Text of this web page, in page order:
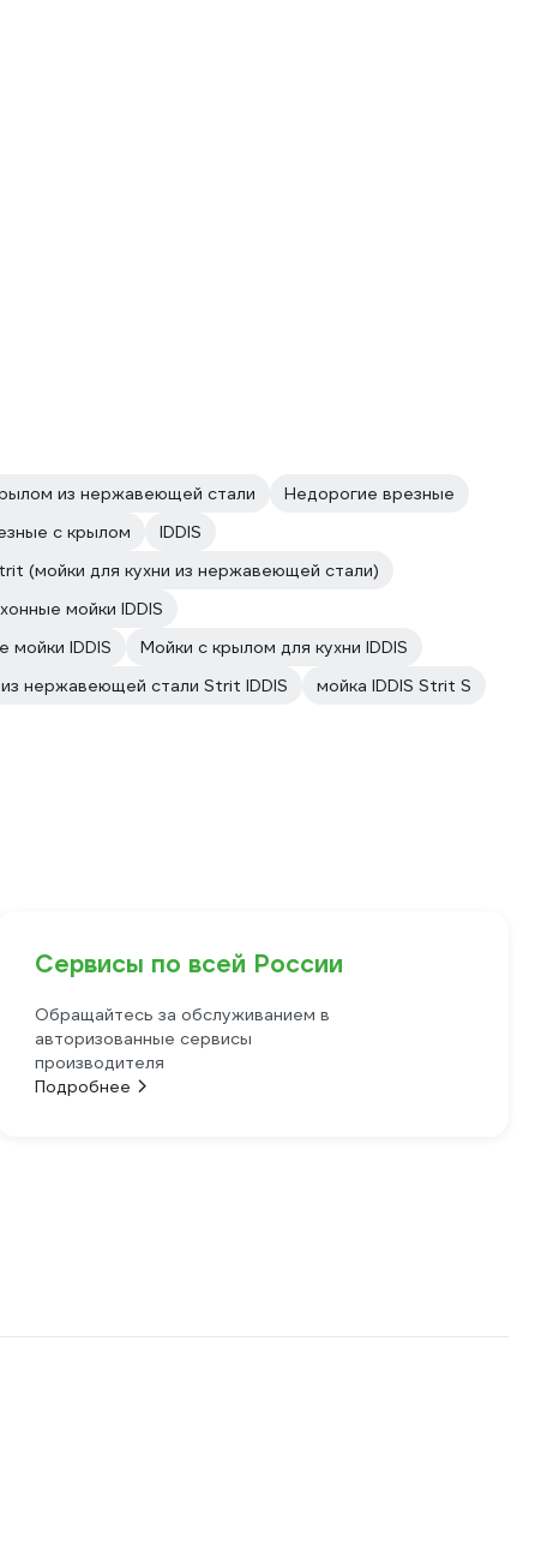
из нержавеющей стали
Недорогие врезные
с крылом
IDDIS
(мойки для кухни из нержавеющей стали)
мойки IDDIS
мойки IDDIS
Мойки с крылом для кухни IDDIS
нержавеющей стали Strit IDDIS
мойка IDDIS Strit S
Сервисы по всей России
Обращайтесь за обслуживанием в
авторизованные сервисы
производителя
Подробнее